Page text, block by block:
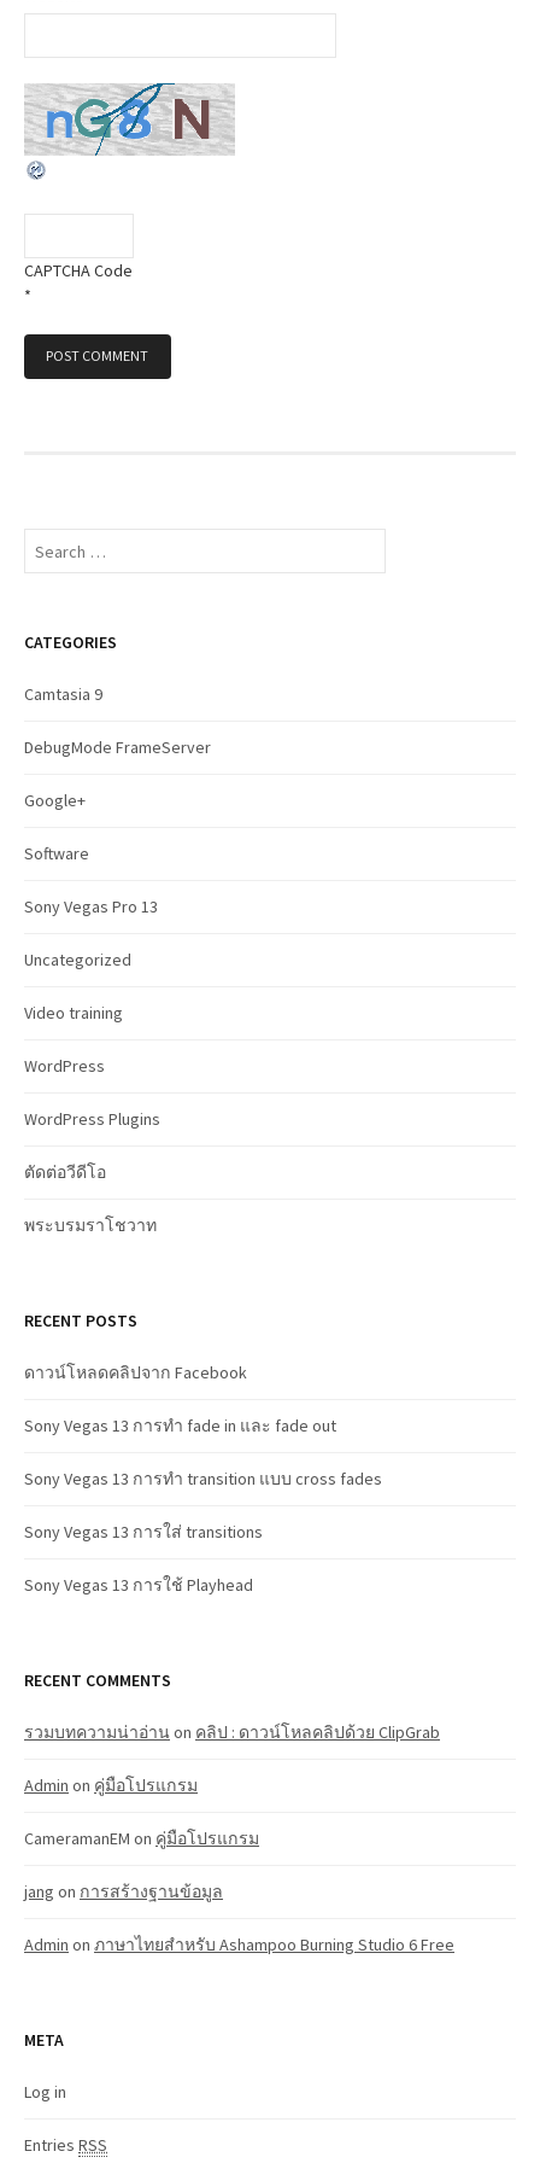
CAPTCHA Code
*
S
c
f
r
CATEGORIES
Camtasia 9
DebugMode FrameServer
Google+
Software
Sony Vegas Pro 13
Uncategorized
Video training
WordPress
WordPress Plugins
ตัดต่อวีดีโอ
พระบรมราโชวาท
RECENT POSTS
ดาวน์โหลดคลิปจาก Facebook
Sony Vegas 13 การทำ fade in และ fade out
Sony Vegas 13 การทำ transition แบบ cross fades
Sony Vegas 13 การใส่ transitions
Sony Vegas 13 การใช้ Playhead
RECENT COMMENTS
รวมบทความน่าอ่านon คลิป : ดาวน์โหลคลิปด้วย ClipGrab
Admin on คู่มือโปรแกรม
CameramanEM on คู่มือโปรแกรม
jang on การสร้างฐานข้อมูล
Admin on ภาษาไทยสำหรับ Ashampoo Burning Studio 6 Free
META
Log in
Entries RSS